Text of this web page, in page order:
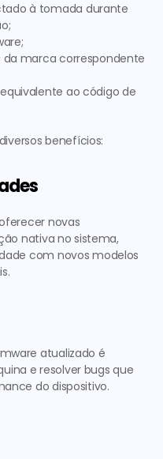
à tomada durante
marca correspondente
ao código de
benefícios:
novas
nativa no sistema,
com novos modelos
atualizado é
e resolver bugs que
do dispositivo.